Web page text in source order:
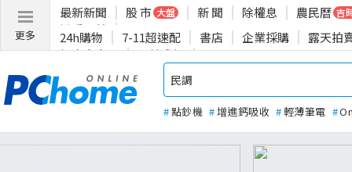
更多
最新新聞 股 市 大盤 新 聞 除權息 農民曆 吉
揪愛公益
24h購物 7-11超速配 書店 企業採購
露天拍
投資人專區
關於我們
#點鈔機 #增進鈣吸收 #輕薄筆電 #